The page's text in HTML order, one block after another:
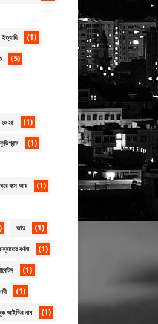
ইত্যাদি (1)
(5)
২০২৫ (1)
কুড়িগ্রাম (1)
ঘরে বসে আয় (1)
জাদু (1)
বর্ণনা (1)
(1)
নবী (1)
আইডির নাম (1)